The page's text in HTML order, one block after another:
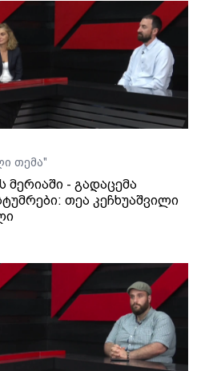
თემა"
- გადაცემა
თეა კეჩხუაშვილი